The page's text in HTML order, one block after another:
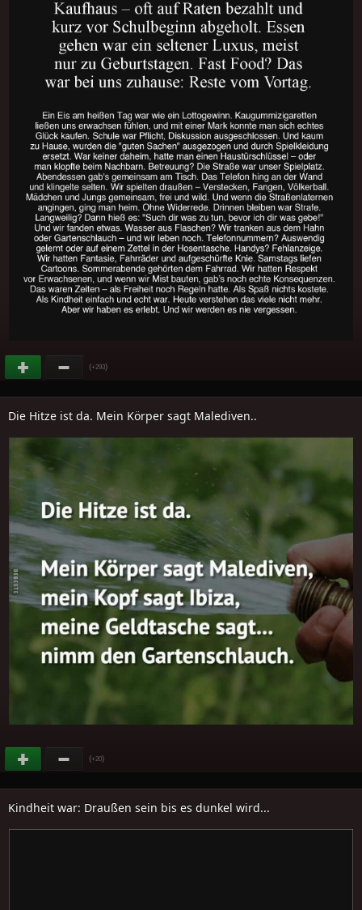
(+293)
Die Hitze ist da. Mein Körper sagt Malediven..
(+20)
Kindheit war: Draußen sein bis es dunkel wird...